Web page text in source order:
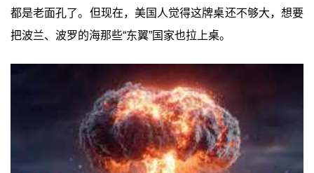
都是老面孔了。但现在，美国人觉得这牌桌还不够大，想要
把波兰、波罗的海那些“东翼”国家也拉上桌。